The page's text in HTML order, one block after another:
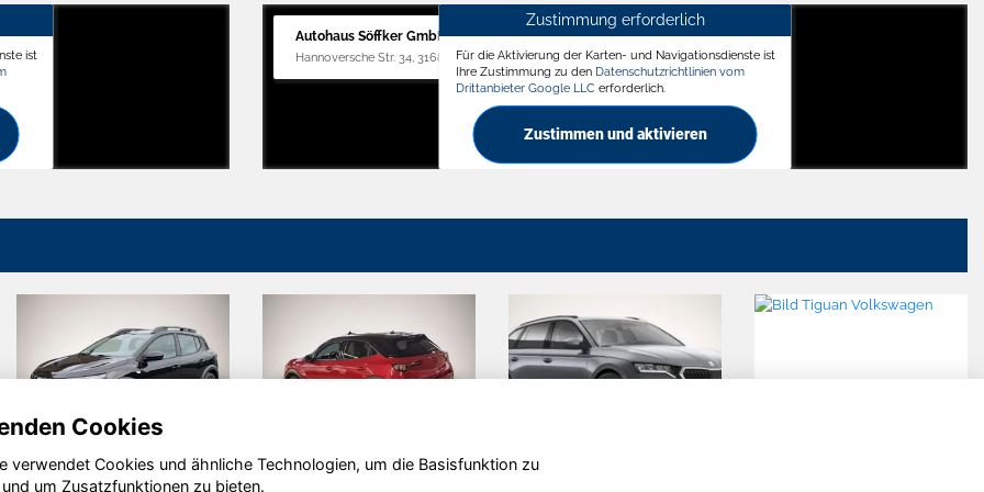
ist
Autohaus Söffker GmbH
Hannoversche Str. 34, 31688 Nienstädt
Zustimmung erforderlich
Für die Aktivierung der Karten- und Navigationsdienste ist
Ihre Zustimmung zu den Datenschutzrichtlinien vom
Drittanbieter Google LLC erforderlich.
Zustimmen und aktivieren
Skoda Volkswagen
Cookies
verwendet Cookies und ähnliche Technologien, um die Basisfunktion zu
um Zusatzfunktionen zu bieten.